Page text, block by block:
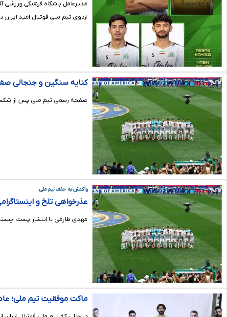
اردوی تیم ملی فوتبال امید
کنایه سنگین و جنجالی
صفحه رسمی تیم ملی پس از شکست ۴-۱ آمریکا مقابل بلژیک، با یادآوری تساوی درخشان ایران برابر همین غول اروپایی در مرحله گروهی، به شکل ویژه‌ای برای
واکنش به حذف تیم ملی
عذرخواهی تلخ و
مهدی طارمی با انتشار پست
ماکت موفقیت تیم ملی؛